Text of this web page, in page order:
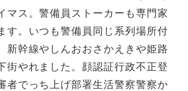
マス。警備員ストーカーも専門家
す。いつも警備員同じ系列場所付
新幹線やしんおおさかえきや姫路
街やれました。顔認証行政不正登
者でっち上げ部署生活警察警察か